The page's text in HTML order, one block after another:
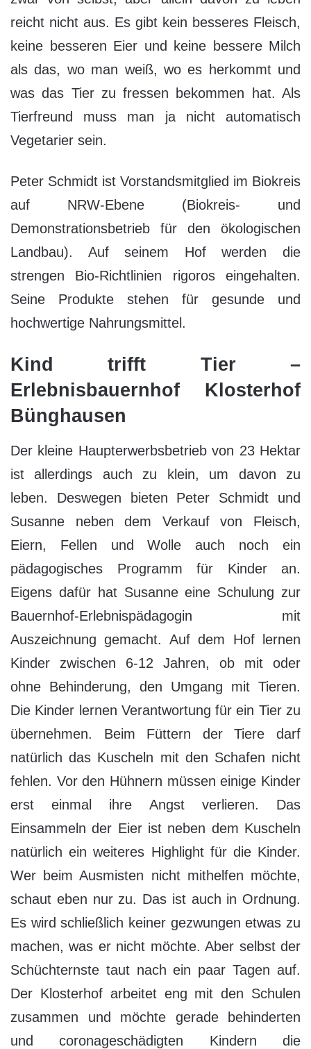
reicht nicht aus. Es gibt kein besseres Fleisch,
keine besseren Eier und keine bessere Milch
als das, wo man weiß, wo es herkommt und
was das Tier zu fressen bekommen hat. Als
Tierfreund muss man ja nicht automatisch
Vegetarier sein.
Peter Schmidt ist Vorstandsmitglied im Biokreis
auf NRW-Ebene (Biokreis- und
Demonstrationsbetrieb für den ökologischen
Landbau). Auf seinem Hof werden die
strengen Bio-Richtlinien rigoros eingehalten.
Seine Produkte stehen für gesunde und
hochwertige Nahrungsmittel.
Kind trifft Tier –
Erlebnisbauernhof Klosterhof
Bünghausen
Der kleine Haupterwerbsbetrieb von 23 Hektar
ist allerdings auch zu klein, um davon zu
leben. Deswegen bieten Peter Schmidt und
Susanne neben dem Verkauf von Fleisch,
Eiern, Fellen und Wolle auch noch ein
pädagogisches Programm für Kinder an.
Eigens dafür hat Susanne eine Schulung zur
Bauernhof-Erlebnispädagogin mit
Auszeichnung gemacht. Auf dem Hof lernen
Kinder zwischen 6-12 Jahren, ob mit oder
ohne Behinderung, den Umgang mit Tieren.
Die Kinder lernen Verantwortung für ein Tier zu
übernehmen. Beim Füttern der Tiere darf
natürlich das Kuscheln mit den Schafen nicht
fehlen. Vor den Hühnern müssen einige Kinder
erst einmal ihre Angst verlieren. Das
Einsammeln der Eier ist neben dem Kuscheln
natürlich ein weiteres Highlight für die Kinder.
Wer beim Ausmisten nicht mithelfen möchte,
schaut eben nur zu. Das ist auch in Ordnung.
Es wird schließlich keiner gezwungen etwas zu
machen, was er nicht möchte. Aber selbst der
Schüchternste taut nach ein paar Tagen auf.
Der Klosterhof arbeitet eng mit den Schulen
zusammen und möchte gerade behinderten
und coronageschädigten Kindern die